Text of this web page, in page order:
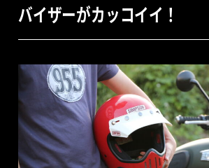
バイザーがカッコイイ！